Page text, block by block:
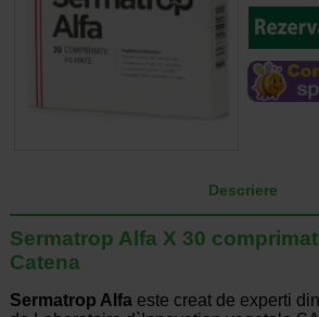
Descriere
Sermatrop Alfa X 30
Catena
Sermatrop Alfaeste creat de experti